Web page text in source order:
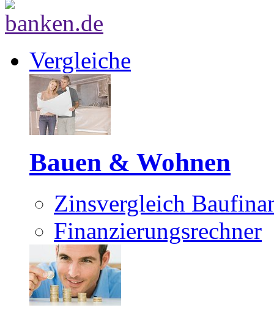
Vergleiche
Bauen & Wohnen
Zinsvergleich
Finanzierungsrechner